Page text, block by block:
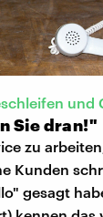
und
Sie dran!"
zu
Kunden
gesagt